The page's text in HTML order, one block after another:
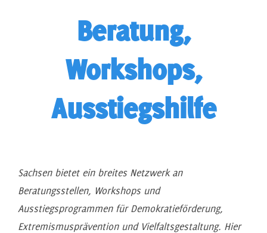
Beratung,
Workshops,
Ausstiegshilfe
Sachsen bietet ein breites Netzwerk an
Beratungsstellen, Workshops und
Ausstiegsprogrammen für Demokratieförderung,
Extremismusprävention und Vielfaltsgestaltung. Hier